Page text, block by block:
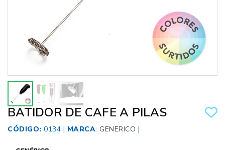
BATIDOR DE CAFE A PILAS
CÓDIGO: 0134 | MARCA: GENERICO |